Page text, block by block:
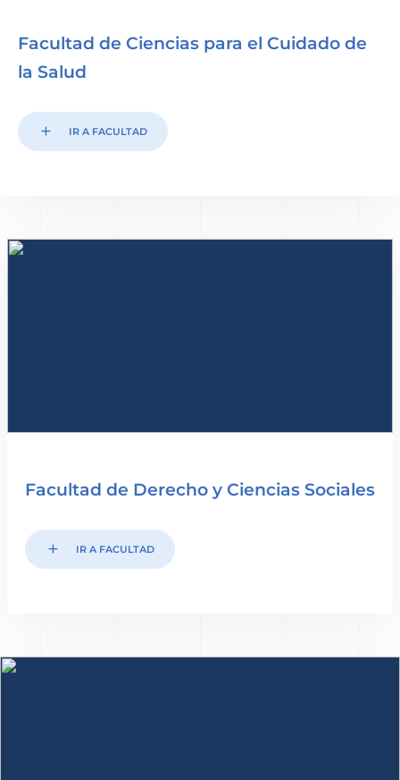
Facultad de Ciencias para el Cuidado de
la Salud
add IR A FACULTAD
Facultad de Derecho y Ciencias Sociales
add IR A FACULTAD